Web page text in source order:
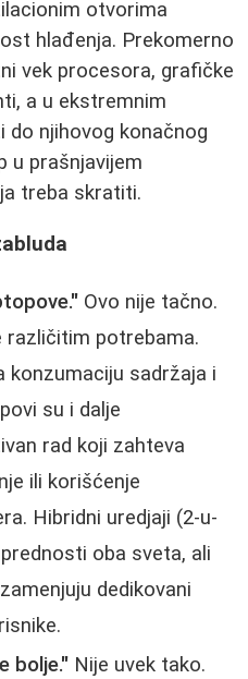
otvorima
hlađenja. Prekomerno
vek procesora, grafičke
a u ekstremnim
do njihovog konačnog
u prašnjavijem
treba skratiti.
Ovo nije tačno.
različitim potrebama.
konzumaciju sadržaja i
su i dalje
rad koji zahteva
ili korišćenje
Hibridni uredjaji (2-u-
oba sveta, ali
dedikovani
bolje." Nije uvek tako.